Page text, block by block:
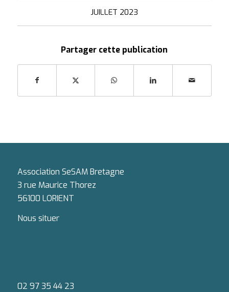
JUILLET 2023
Partager cette publication
Association SeSAM Bretagne
3 rue Maurice Thorez
56100 LORIENT
Nous situer
02 97 35 44 23